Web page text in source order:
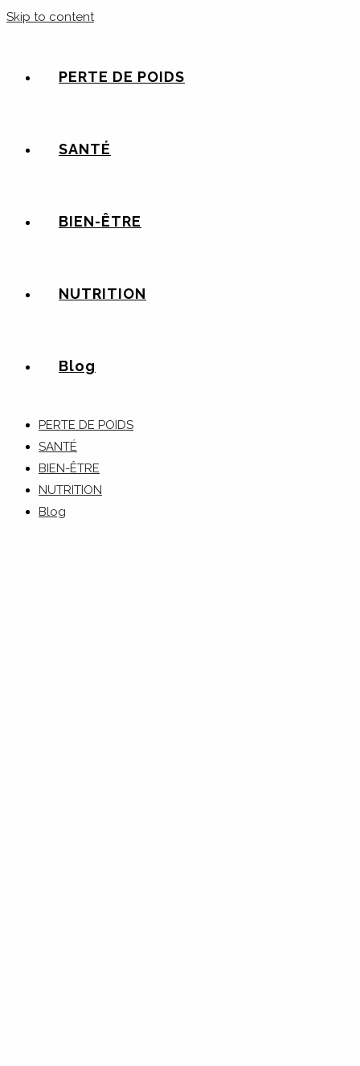
Skip to content
PERTE DE POIDS
SANTÉ
BIEN-ÊTRE
NUTRITION
Blog
PERTE DE POIDS
SANTÉ
BIEN-ÊTRE
NUTRITION
Blog